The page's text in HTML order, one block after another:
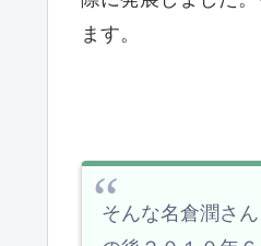
ます。
そんな名倉潤さ